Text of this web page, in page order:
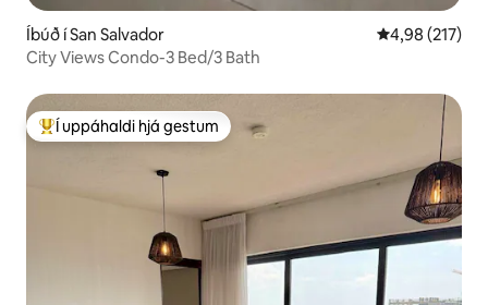
Íbúð í San Salvador 4,98 af 5 í
4,98 (217)
City Views Condo-3 Bed/3 Bath
Í mestu uppáhaldi hjá gestum
Í uppáhaldi hjá gestum